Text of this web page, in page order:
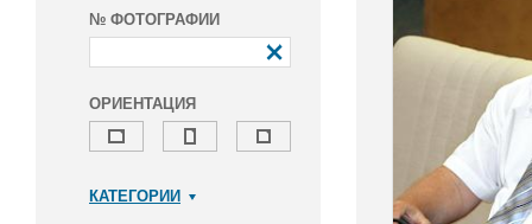
№ ФОТОГРАФИИ
ОРИЕНТАЦИЯ
КАТЕГОРИИ